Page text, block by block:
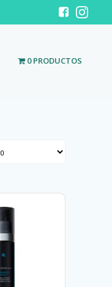
0 PRODUCTOS